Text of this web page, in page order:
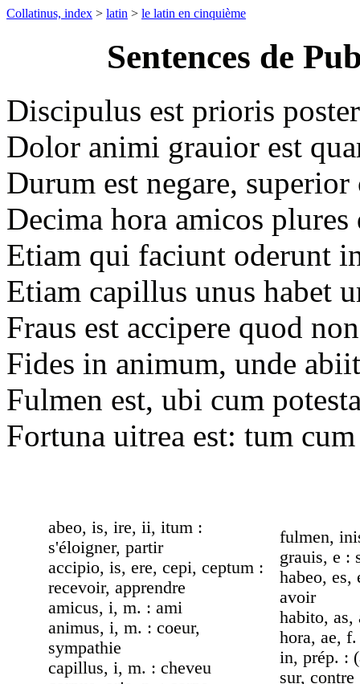
Collatinus, index > latin > le latin en cinquième
Sentences de
Discipulus est prioris
Dolor animi grauior est
Durum est negare,
Decima hora amicos
Etiam qui faciunt oderunt
Etiam capillus unus habet
Fraus est accipere quod
Fides in animum, unde
Fulmen est, ubi cum
Fortuna uitrea est: tum
abeo, is, ire, ii, itum :
s'éloigner, partir
accipio, is, ere, cepi, ceptum :
recevoir, apprendre
amicus, i, m. : ami
animus, i, m. : coeur,
sympathie
capillus, i, m. : cheveu
fulmen,
grauis, e :
habeo, es,
avoir
habito, as,
hora, ae,
in, prép. :
sur, contre